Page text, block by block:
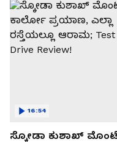
ಸ್ಕೋಡಾ ಕುಶಾಖ್
16:54